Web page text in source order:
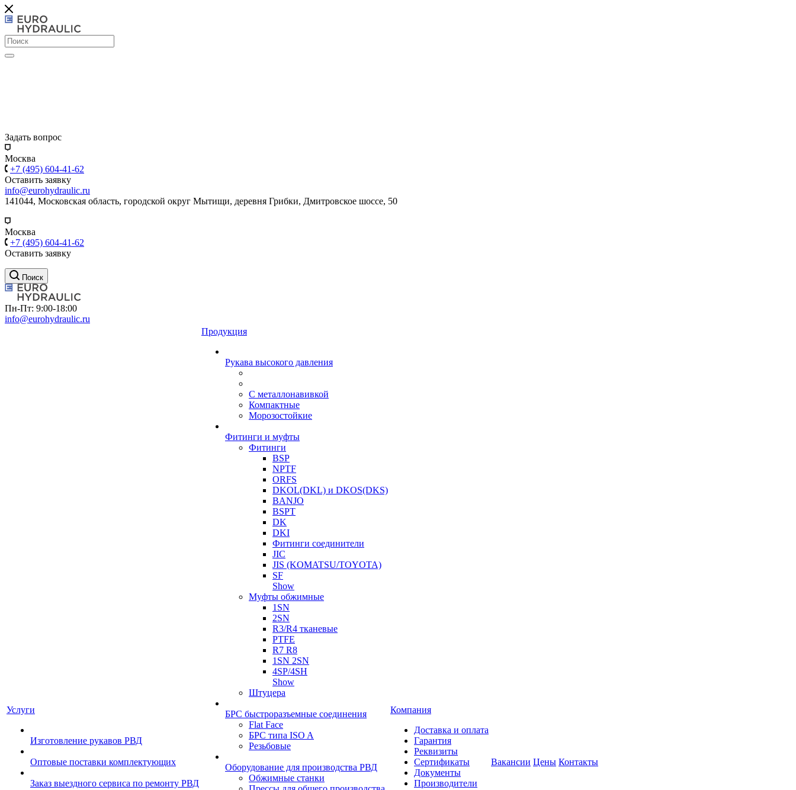
Задать вопрос
Москва
+7 (495) 604-41-62
Оставить заявку
info@eurohydraulic.ru
141044, Московская область, городской округ Мытищи, деревня Грибки, Дмитровское шоссе, 50
Москва
+7 (495) 604-41-62
Оставить заявку
Поиск
Пн-Пт: 9:00-18:00
info@eurohydraulic.ru
Услуги
Изготовление рукавов РВД
Оптовые поставки комплектующих
Заказ выездного сервиса по ремонту РВД
Продукция
Рукава высокого давления
С металлонавивкой
Компактные
Морозостойкие
Фитинги и муфты
Фитинги
BSP
NPTF
ORFS
DKOL(DKL) и DKOS(DKS)
BANJO
BSPT
DK
DKI
Фитинги соединители
JIC
JIS (KOMATSU/TOYOTA)
SF
Show
Муфты обжимные
1SN
2SN
R3/R4 тканевые
PTFE
R7 R8
1SN 2SN
4SP/4SH
Show
Штуцера
БРС быстроразъемные соединения
Flat Face
БРС типа ISO A
Резьбовые
Оборудование для производства РВД
Обжимные станки
Компания
Доставка и оплата
Гарантия
Реквизиты
Сертификаты
Документы
Производители
Вакансии Цены Контакты